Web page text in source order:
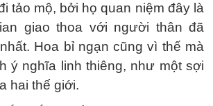
tảo mộ, bởi họ quan niệm đây là
giao thoa với người thân đã
Hoa bỉ ngạn cũng vì thế mà
ý nghĩa linh thiêng, như một sợi
hai thế giới.